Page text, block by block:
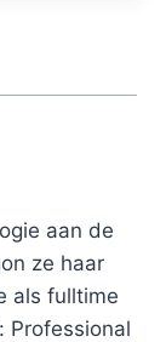
aan de
ze haar
als fulltime
Professional